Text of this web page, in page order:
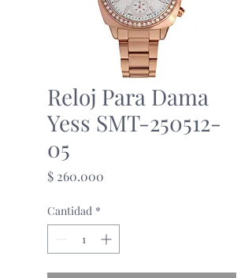
Reloj Para Dama
Yess SMT-250512-
05
$ 260.000
Cantidad *